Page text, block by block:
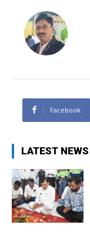
Facebook
LATEST NEWS